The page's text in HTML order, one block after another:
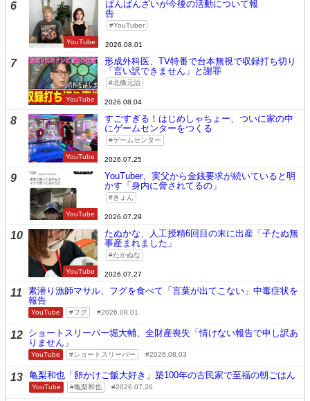
6
YouTube
ばんばんざいが今後の活動について報
告
YouTuber
2026.08.01
7
YouTube
形成外科医、TV特番で台本無視で収録打ち切り
「言い訳できません」と謝罪
北條元治
2026.08.04
8
YouTube
すごすぎる！はじめしゃちょー、ついに家の中
にゲームセンターをつくる
ゲームセンター
2026.07.25
9
YouTube
YouTuber、実父から金銭要求が続いていると明
かす「身内に脅されてるの」
きょん
2026.07.29
10
YouTube
たぬかな、人工授精6回目の末に出産「子たぬ無
事産まれました」
たかぬな
2026.07.27
11
素潜り漁師マサル、フグを食べて「言葉が出てこない」中毒症状を
報告
YouTube フグ 2026.08.01
12 ショートスリーパー堀大輔、全財産喪失「情けない報告で申し訳あ
りません」
YouTube ショートスリーパー 2026.08.03
13 亀梨和也「卵かけご飯大好き」築100年の古民家で至福の朝ごはん
YouTube 亀梨和也 2026.07.26